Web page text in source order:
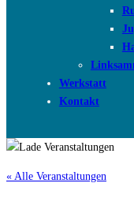
Werkstatt
Kontakt
« Alle Veranstaltungen